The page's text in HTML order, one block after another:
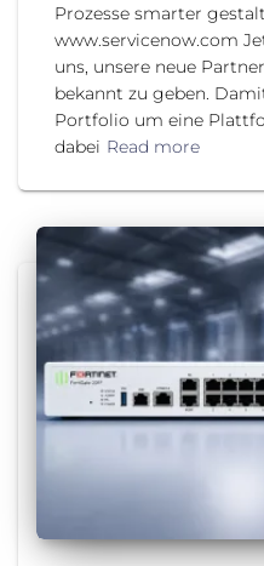
Prozesse smarter
www.servicenow.com
uns, unsere neue
bekannt zu geben.
Portfolio um eine
dabei Read more